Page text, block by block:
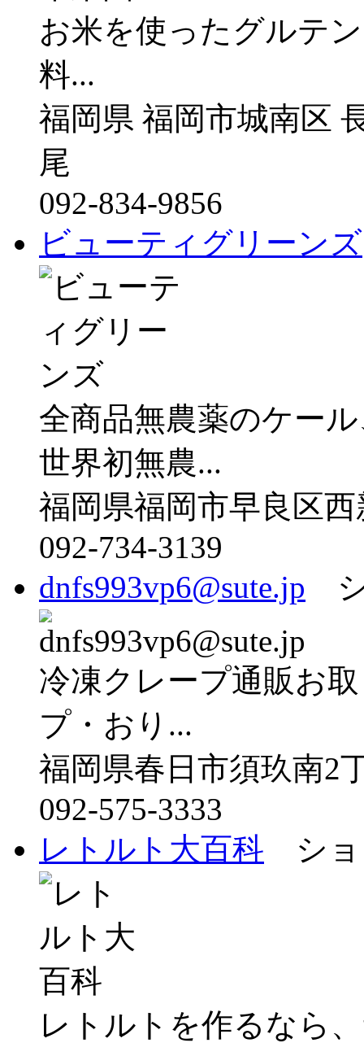
お米を使ったグルテ
料...
福岡県 福岡市城南区
尾
092-834-9856
ビューティグリーンズ
全商品無農薬のケー
世界初無農...
福岡県福岡市早良区西
092-734-3139
dnfs993vp6@sute.jp シ
冷凍クレープ通販お
プ・おり...
福岡県春日市須玖南2
092-575-3333
レトルト大百科 ショ
レトルトを作るなら